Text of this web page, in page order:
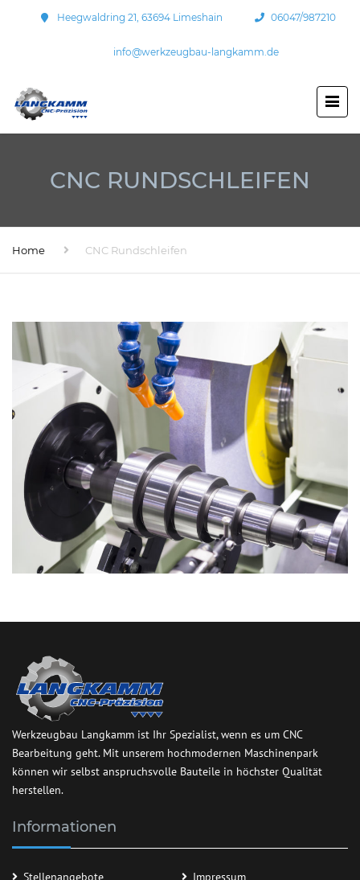
Heegwaldring 21, 63694 Limeshain 06047/987210
info@werkzeugbau-langkamm.de
CNC RUNDSCHLEIFEN
Home CNC Rundschleifen
Werkzeugbau Langkamm ist Ihr Spezialist, wenn es um CNC
Bearbeitung geht. Mit unserem hochmodernen Maschinenpark
können wir selbst anspruchsvolle Bauteile in höchster Qualität
herstellen.
Informationen
Stellenangebote Impressum